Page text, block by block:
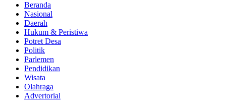
Beranda
Nasional
Daerah
Hukum & Peristiwa
Potret Desa
Politik
Parlemen
Pendidikan
Wisata
Olahraga
Advertorial